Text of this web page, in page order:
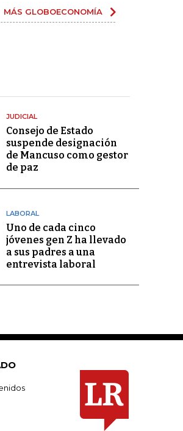
MÁS GLOBOECONOMÍA
JUDICIAL
Consejo de Estado
suspende designación
de Mancuso como gestor
de paz
LABORAL
Uno de cada cinco
jóvenes gen Z ha llevado
a sus padres a una
entrevista laboral